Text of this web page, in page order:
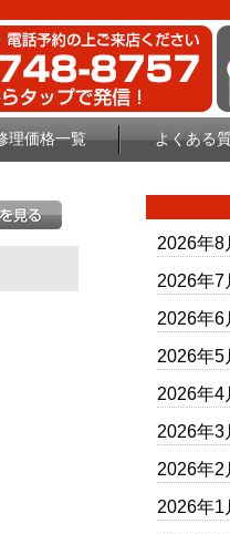
理価格一覧 よくある
2026年8
2026年7
2026年6
2026年5
2026年4
2026年3
2026年2
2026年1